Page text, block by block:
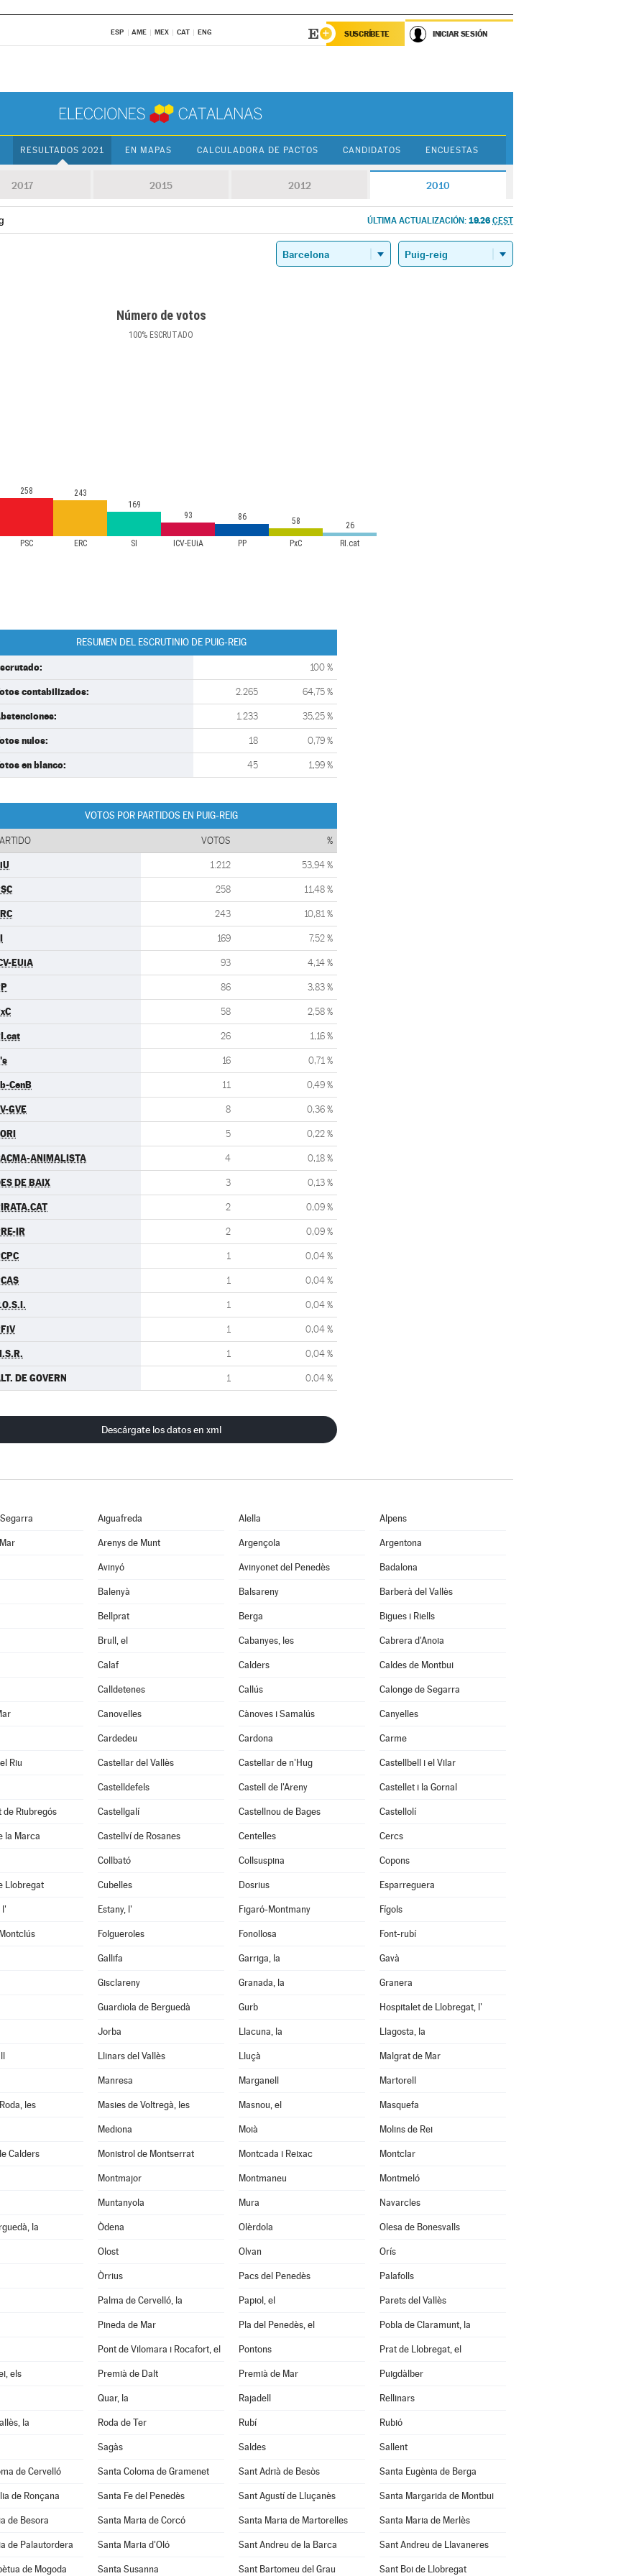
ESP AME MEX CAT ENG SUSCRÍBETE INICIAR SESIÓN
RESULTADOS 2021 EN MAPAS CALCULADORA DE PACTOS CANDIDATOS ENCUESTAS
2017 2015 2012 2010
ÚLTIMA ACTUALIZACIÓN: 19.26 CEST
Número de votos
100% ESCRUTADO
PSC ERC SI ICV-EUiA PP PxC RI.cat
258
243
169
93
86 58 26
RESUMEN DEL ESCRUTINIO DE PUIG-REIG
100 %
contabilizados: 2.265 64,75 %
1.233 35,25 %
nulos: 18 0,79 %
en blanco: 45 1,99 %
VOTOS POR PARTIDOS EN PUIG-REIG
VOTOS %
1.212 53,94 %
258 11,48 %
243 10,81 %
169 7,52 %
EUiA 93 4,14 %
86 3,83 %
58 2,58 %
26 1,16 %
16 0,71 %
CenB 11 0,49 %
GVE 8 0,36 %
5 0,22 %
ANIMALISTA 4 0,18 %
DE BAIX 3 0,13 %
2 0,09 %
IR 2 0,09 %
1 0,04 %
1 0,04 %
1 0,04 %
1 0,04 %
1 0,04 %
DE GOVERN 1 0,04 %
Descárgate los datos en xml
Aiguafreda Alella Alpens
Arenys de Munt Argençola Argentona
Avinyó Avinyonet del Penedès Badalona
Balenyà Balsareny Barberà del Vallès
Bellprat Berga Bigues i Riells
Brull, el Cabanyes, les Cabrera d'Anoia
Calaf Calders Caldes de Montbui
Calldetenes Callús Calonge de Segarra
Canovelles Cànoves i Samalús Canyelles
Cardedeu Cardona Carme
Riu Castellar del Vallès Castellar de n'Hug Castellbell i el Vilar
Castelldefels Castell de l'Areny Castellet i la Gornal
de Riubregós Castellgalí Castellnou de Bages Castellolí
la Marca Castellví de Rosanes Centelles Cercs
Collbató Collsuspina Copons
Llobregat Cubelles Dosrius Esparreguera
l' Estany, l' Figaró-Montmany Fígols
Folgueroles Fonollosa Font-rubí
Gallifa Garriga, la Gavà
Gisclareny Granada, la Granera
Guardiola de Berguedà Gurb Hospitalet de Llobregat, l'
Jorba Llacuna, la Llagosta, la
Llinars del Vallès Lluçà Malgrat de Mar
Manresa Marganell Martorell
les Masies de Voltregà, les Masnou, el Masquefa
Mediona Moià Molins de Rei
Calders Monistrol de Montserrat Montcada i Reixac Montclar
Montmajor Montmaneu Montmeló
Muntanyola Mura Navarcles
la Òdena Olèrdola Olesa de Bonesvalls
Olost Olvan Orís
Òrrius Pacs del Penedès Palafolls
Palma de Cervelló, la Papiol, el Parets del Vallès
Pineda de Mar Pla del Penedès, el Pobla de Claramunt, la
Pont de Vilomara i Rocafort, el Pontons Prat de Llobregat, el
els Premià de Dalt Premià de Mar Puigdàlber
Quar, la Rajadell Rellinars
la Roda de Ter Rubí Rubió
Sagàs Saldes Sallent
de Cervelló Santa Coloma de Gramenet Sant Adrià de Besòs Santa Eugènia de Berga
de Ronçana Santa Fe del Penedès Sant Agustí de Lluçanès Santa Margarida de Montbui
de Besora Santa Maria de Corcó Santa Maria de Martorelles Santa Maria de Merlès
de Palautordera Santa Maria d'Oló Sant Andreu de la Barca Sant Andreu de Llavaneres
de Mogoda Santa Susanna Sant Bartomeu del Grau Sant Boi de Llobregat